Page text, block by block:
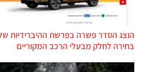
בחירה לחלק מבעלי הרכב המקוריים